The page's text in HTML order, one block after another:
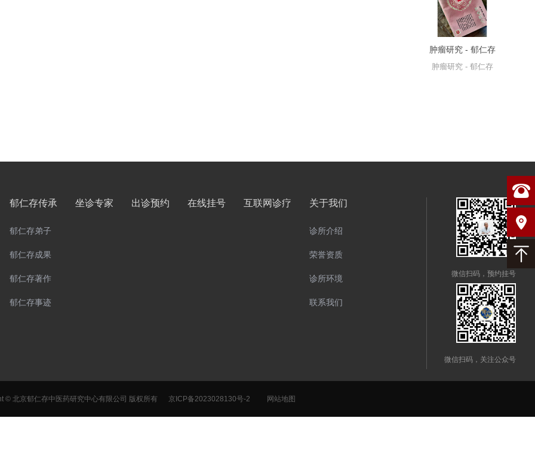
肿瘤研究 - 郁仁存
肿瘤研究 - 郁仁存
郁仁存传承
郁仁存弟子
郁仁存成果
郁仁存著作
郁仁存事迹
坐诊专家 出诊预约 在线挂号 互联网诊疗 关于我们
诊所介绍
荣誉资质
诊所环境
联系我们
微信扫码，预约挂号
微信扫码，关注公众号
© 北京郁仁存中医药研究中心有限公司 版权所有 京ICP备2023028130号-2 网站地图